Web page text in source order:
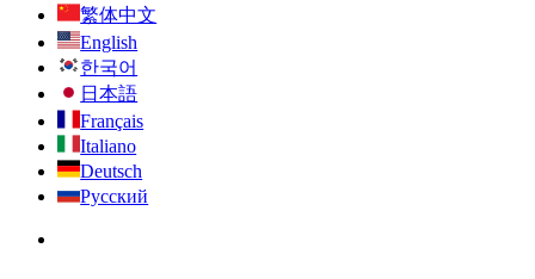
繁体中文
English
한국어
日本語
Français
Italiano
Deutsch
Русский